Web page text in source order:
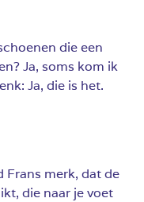
die een
Ja, soms kom ik
Ja, die is het.
Frans merk, dat de
die naar je voet